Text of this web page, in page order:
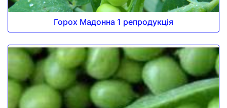
Горох Мадонна 1 репродукція